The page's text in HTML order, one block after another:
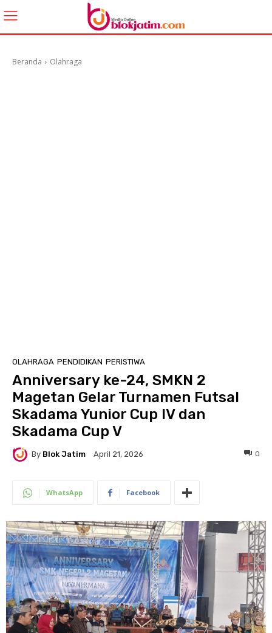
Beranda Olahraga
OLAHRAGA PENDIDIKAN PERISTIWA
Anniversary ke-24, SMKN 2
Magetan Gelar Turnamen Futsal
Skadama Yunior Cup IV dan
Skadama Cup V
By Blok Jatim April 21, 2026 0
WhatsApp Facebook